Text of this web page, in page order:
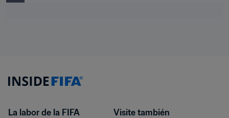
La labor de la FIFA
Visite también